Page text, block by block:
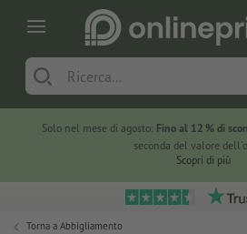
Solo nel mese di agosto: Fino al 12 % di
seconda del valore
Scopri di più
Torna a Abbigliamento